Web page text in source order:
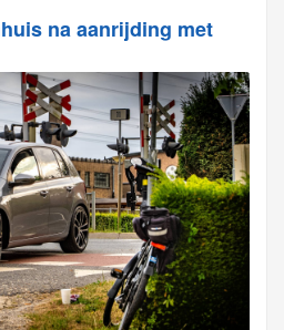
na aanrijding met